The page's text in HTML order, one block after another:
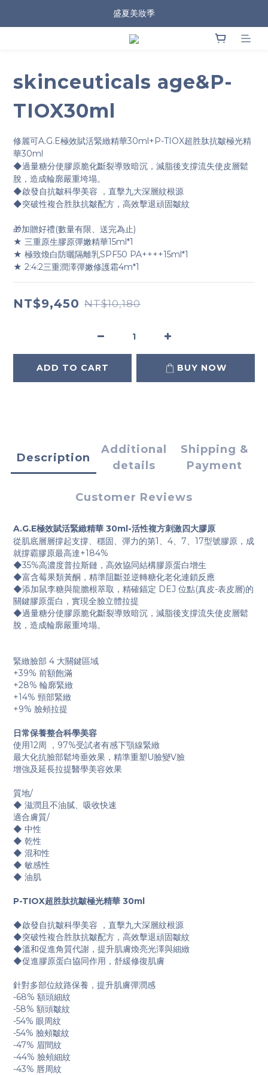
盛夏美妝季
skinceuticals age&P-
TIOX30ml
修麗可A.G.E極效賦活緊緻精華30ml+P-TIOX超胜肽抗皺極光精
華30ml
◆過量糖分使膠原脆化斷裂導致暗沉，減脂後支撐流失使皮層鬆
脫，造成輪廓嚴重垮塌。
◆啟發自抗皺科學美容 ，直擊九大深層紋根源
◆突破性複合胜肽抗皺配方，高效擊退頑固皺紋
🎁加贈好禮(數量有限、送完為止)
★ 三重原生膠原彈嫩精華15ml*1
★ 極致煥白防曬隔離乳SPF50 PA++++15ml*1
★ 2:4:2三重潤澤彈嫩修護霜4m*1
NT$9,450 NT$10,180
ADD TO CART BUY NOW
Description
Additional
details
Shipping &
Payment
Customer Reviews
A.G.E極效賦活緊緻精華 30ml-活性複方刺激四大膠原
從肌底層層撐起支撐、穩固、彈力的第1、4、7、17型號膠原，成
就撐霸膠原最高達+184%
◆35%高濃度普拉斯鏈，高效協同結構膠原蛋白增生
◆富含莓果類黃酮，精準阻斷並逆轉糖化老化連鎖反應
◆添加鼠李糖與龍膽根萃取，精確錨定 DEJ 位點(真皮-表皮層)的
關鍵膠原蛋白，實現全臉立體拉提
◆過量糖分使膠原脆化斷裂導致暗沉，減脂後支撐流失使皮層鬆
脫，造成輪廓嚴重垮塌。
緊緻臉部 4 大關鍵區域
+39% 前額飽滿
+28% 輪廓緊緻
+14% 頸部緊緻
+9% 臉頰拉提
日常保養整合科學美容
使用12周 ，97%受試者有感下顎線緊緻
最大化抗臉部鬆垮垂效果，精準重塑U臉變V臉
增強及延長拉提醫學美容效果
質地/
◆ 滋潤且不油膩、吸收快速
適合膚質/
◆ 中性
◆ 乾性
◆ 混和性
◆ 敏感性
◆ 油肌
P-TIOX超胜肽抗皺極光精華 30ml
◆啟發自抗皺科學美容 ，直擊九大深層紋根源
◆突破性複合胜肽抗皺配方，高效擊退頑固皺紋
◆溫和促進角質代謝，提升肌膚煥亮光澤與細緻
◆促進膠原蛋白協同作用，舒緩修復肌膚
針對多部位紋路保養，提升肌膚彈潤感
-68% 額頭細紋
-58% 額頭皺紋
-54% 眼周紋
-54% 臉頰皺紋
-47% 眉間紋
-44% 臉頰細紋
-43% 唇周紋